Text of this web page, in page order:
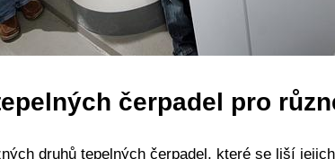
čerpadel pro
druhů tepelných čerpadel, které se liší